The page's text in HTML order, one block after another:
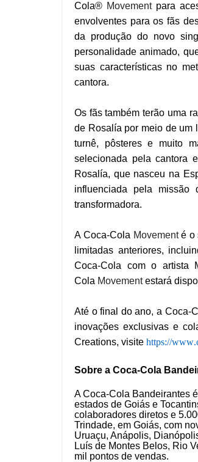
Cola® Movementpara
envolventes para os fãs
da produção do novo
personalidade animado,
suas características no
cantora.
Os fãs também terão uma
de Rosalía por meio de um
turnê, pôsteres e muito
selecionada pela cantora
Rosalía, que nasceu na
influenciada pela
transformadora.
A Coca-Cola Movementé o
limitadas anteriores,
Coca-Cola com o artista
Cola Movementestará
Até o final do ano, a Coca-
inovações exclusivas e
Creations, visite https://
Sobre a Coca-Cola
A Coca-Cola Bandeirantes
estados de Goiás e
colaboradores diretos e
Trindade, em Goiás, com
Uruaçu, Anápolis,
Luís de Montes Belos, Rio
mil pontos de vendas.